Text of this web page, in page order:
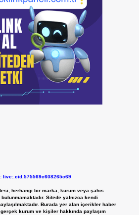
live:.cid.575569c608265c69
herhangi bir marka, kurum veya şahıs
Sitede yalnızca kendi
Burada yer alan içerikler haber
kurum ve kişiler hakkında paylaşım